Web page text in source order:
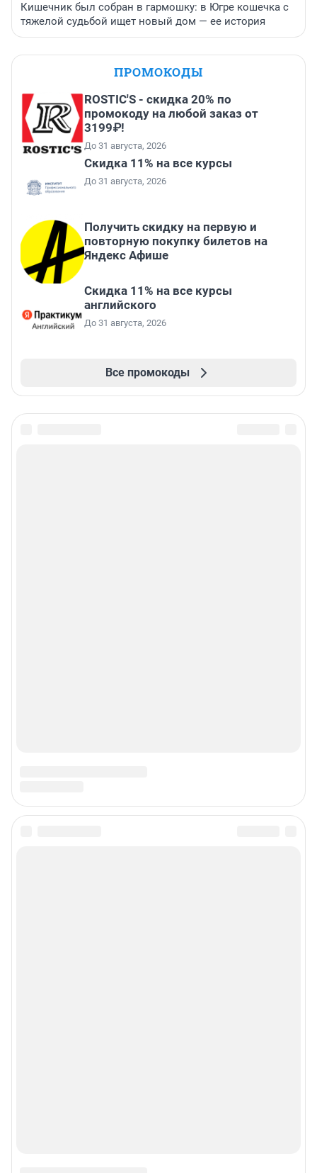
Кишечник был собран в гармошку: в Югре кошечка с
тяжелой судьбой ищет новый дом — ее история
ПРОМОКОДЫ
ROSTIC'S - скидка 20% по
промокоду на любой заказ от
3199₽!
До 31 августа, 2026
Скидка 11% на все курсы
До 31 августа, 2026
Получить скидку на первую и
повторную покупку билетов на
Яндекс Афише
Скидка 11% на все курсы
английского
До 31 августа, 2026
Все промокоды